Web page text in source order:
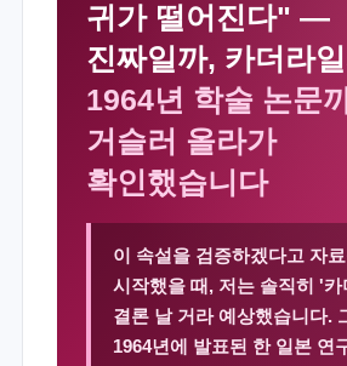
귀가 떨어진다" —
진짜일까, 카더라
1964년 학술 논문
거슬러 올라가
확인했습니다
이 속설을 검증하겠다고 자료
시작했을 때, 저는 솔직히 '카
결론 날 거라 예상했습니다.
1964년에 발표된 한 일본 연